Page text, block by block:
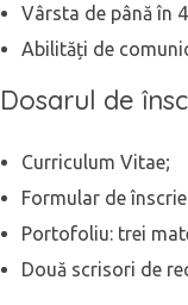
Vârsta de până în
Abilități de
Dosarul de
Curriculum Vitae;
Formular de
Portofoliu: trei
Două scrisori de